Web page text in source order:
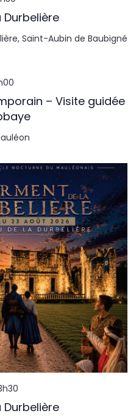
Durbelière
Saint-Aubin de Baubigné
– Visite guidée
Durbelière